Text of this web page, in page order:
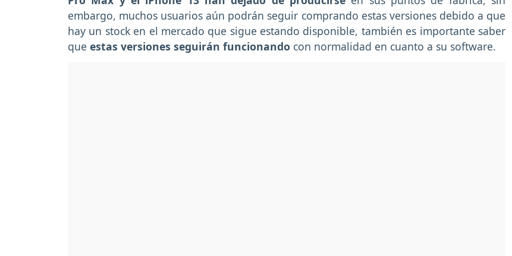
embargo, muchos usuarios aún podrán seguir comprando estas versiones debido a que
hay un stock en el mercado que sigue estando disponible, también es importante saber
que estas versiones seguirán funcionando con normalidad en cuanto a su software.